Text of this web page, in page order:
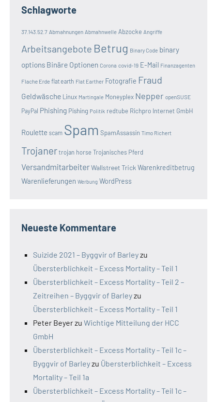
Schlagworte
37.143.52.7 Abmahnungen Abmahnwelle Abzocke Angriffe
Arbeitsangebote Betrug Binary Code binary
options Binäre Optionen Corona covid-19 E-Mail Finanzagenten
Flache Erde flat earth Flat Earther Fotografie Fraud
Geldwäsche Linux Martingale Moneyplex Nepper openSUSE
PayPal Phishing Pishing Politik redtube Richpro Internet GmbH
Roulette scam Spam SpamAssassin Timo Richert
Trojanertrojan horse Trojanisches Pferd
VersandmitarbeiterWallstreet Trick Warenkreditbetrug
Warenlieferungen Werbung WordPress
Neueste Kommentare
Suizide 2021 – Byggvir of Barleyzu
Übersterblichkeit – Excess Mortality – Teil 1
Übersterblichkeit – Excess Mortality – Teil 2 –
Zeitreihen – Byggvir of Barleyzu
Übersterblichkeit – Excess Mortality – Teil 1
Peter Beyerzu Wichtige Mitteilung der HCC
GmbH
Übersterblichkeit – Excess Mortality – Teil 1c –
Byggvir of Barleyzu Übersterblichkeit – Excess
Mortality – Teil 1a
Übersterblichkeit – Excess Mortality – Teil 1c –